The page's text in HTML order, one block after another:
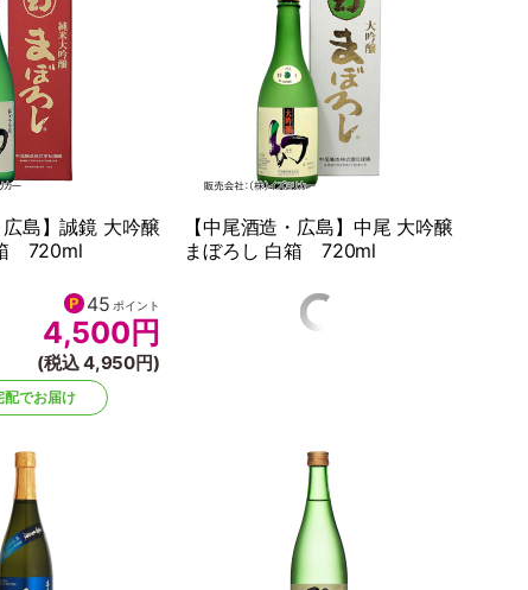
広島】誠鏡 大吟醸
720ml
45 ポイント
4,500 円
(税込 4,950円)
配でお届け
【中尾酒造・広島】中尾 大吟醸
まぼろし 白箱 720ml